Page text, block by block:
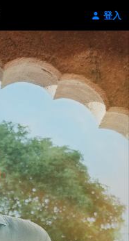
登入